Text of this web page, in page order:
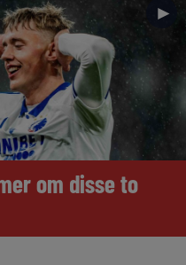
►
om disse to